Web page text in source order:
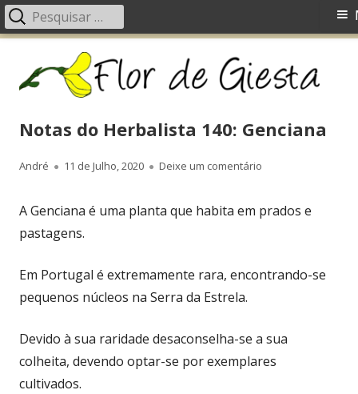
Um blog com ideias, receitas, fotos, dicas, dúvidas, etc.
Menu
principal
Pesquisar
por:
Notas do Herbalista 140: Genciana
Autor
André
Publicado
11 de Julho, 2020 Deixe um comentário
A Genciana é uma planta que habita em prados e
pastagens.
Em Portugal é extremamente rara, encontrando-se
pequenos núcleos na Serra da Estrela.
Devido à sua raridade desaconselha-se a sua
colheita, devendo optar-se por exemplares
cultivados.